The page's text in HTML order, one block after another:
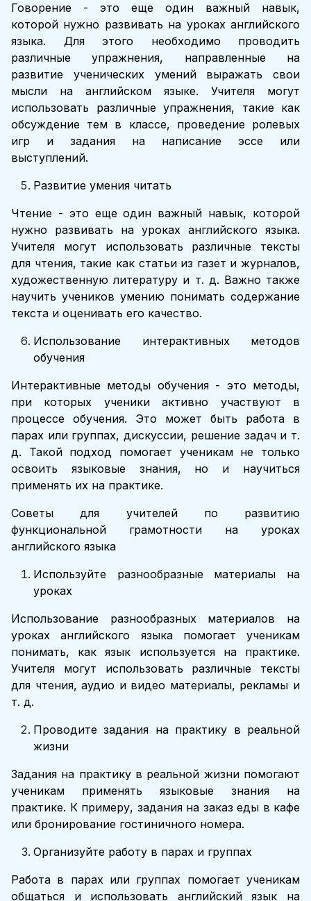
Говорение - это еще один важный навык,
которой нужно развивать на уроках английского
языка. Для этого необходимо проводить
различные упражнения, направленные на
развитие ученических умений выражать свои
мысли на английском языке. Учителя могут
использовать различные упражнения, такие как
обсуждение тем в классе, проведение ролевых
игр и задания на написание эссе или
выступлений.
Развитие умения читать
Чтение - это еще один важный навык, которой
нужно развивать на уроках английского языка.
Учителя могут использовать различные тексты
для чтения, такие как статьи из газет и журналов,
художественную литературу и т. д. Важно также
научить учеников умению понимать содержание
текста и оценивать его качество.
Использование интерактивных методов
обучения
Интерактивные методы обучения - это методы,
при которых ученики активно участвуют в
процессе обучения. Это может быть работа в
парах или группах, дискуссии, решение задач и т.
д. Такой подход помогает ученикам не только
освоить языковые знания, но и научиться
применять их на практике.
Советы для учителей по развитию
функциональной грамотности на уроках
английского языка
Используйте разнообразные материалы на
уроках
Использование разнообразных материалов на
уроках английского языка помогает ученикам
понимать, как язык используется на практике.
Учителя могут использовать различные тексты
для чтения, аудио и видео материалы, рекламы и
т. д.
Проводите задания на практику в реальной
жизни
Задания на практику в реальной жизни помогают
ученикам применять языковые знания на
практике. К примеру, задания на заказ еды в кафе
или бронирование гостиничного номера.
Организуйте работу в парах и группах
Работа в парах или группах помогает ученикам
общаться и использовать английский язык на